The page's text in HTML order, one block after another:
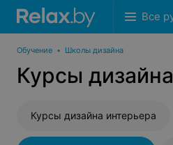
Все
Обучение • Школы дизайна
Курсы
Курсы дизайна интерьера